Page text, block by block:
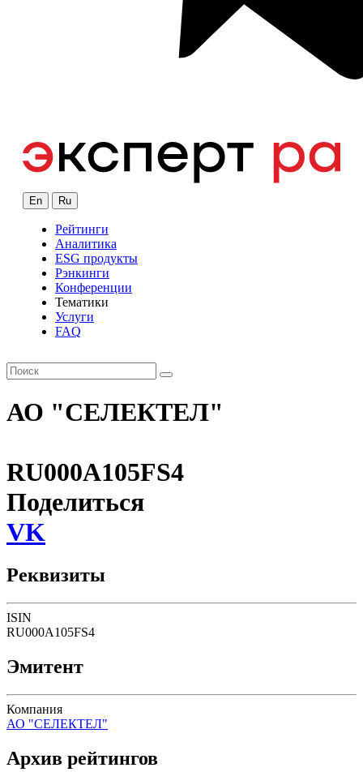
En Ru
Рейтинги
Аналитика
ESG продукты
Рэнкинги
Конференции
Тематики
Услуги
FAQ
АО "СЕЛЕКТЕЛ"
RU000A105FS4
Поделиться
VK
Реквизиты
ISIN
RU000A105FS4
Эмитент
Компания
АО "СЕЛЕКТЕЛ"
Архив рейтингов